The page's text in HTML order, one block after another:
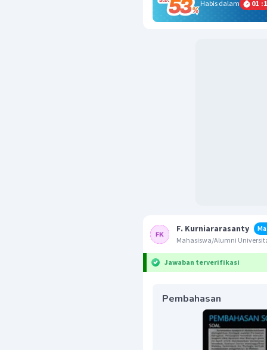
Habis dalam
01 :
F. Kurniararasanty
Mahasiswa/Alumni
Jawaban terverifikasi
Pembahasan